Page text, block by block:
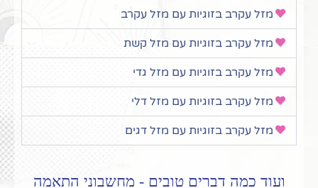
מזל עקרב בזוגיות עם מזל עקרב
מזל עקרב בזוגיות עם מזל קשת
מזל עקרב בזוגיות עם מזל גדי
מזל עקרב בזוגיות עם מזל דלי
מזל עקרב בזוגיות עם מזל דגים
ועוד כמה דברים טובים - מחשבוני התאמה